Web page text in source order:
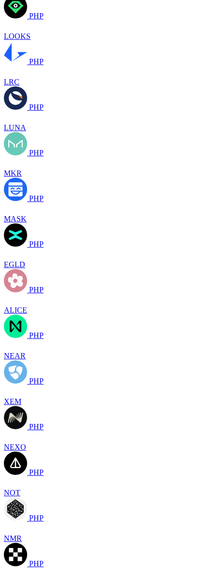
PHP
LOOKS
PHP
LRC
PHP
LUNA
PHP
MKR
PHP
MASK
PHP
EGLD
PHP
ALICE
PHP
NEAR
PHP
XEM
PHP
NEXO
PHP
NOT
PHP
NMR
PHP